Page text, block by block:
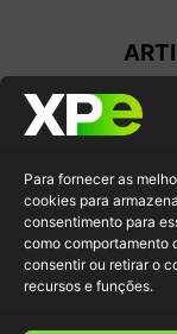
Para fornecer as
cookies para
consentimento para
como comportamento
consentir ou retirar o
recursos e funções.